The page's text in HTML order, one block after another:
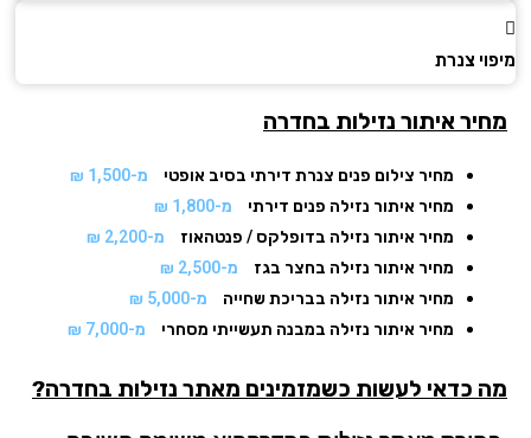
צנרת
איתור נזילות בחדרה
מחיר צילום פנים צנרת דירתי בסיב אופטי
מ-1,500 ₪
מחיר איתור נזילה פנים דירתי
מ-1,800 ₪
מחיר איתור נזילה בדופלקס / פנטהאוז
מ-2,200 ₪
מחיר איתור נזילה בחצר בגז
מ-2,500 ₪
מחיר איתור נזילה בבריכת שחייה
מ-5,000 ₪
מחיר איתור נזילה במבנה תעשייתי מסחרי
מ-7,000 ₪
כדאי לעשות כשמזמינים מאתר נזילותבחדרה?